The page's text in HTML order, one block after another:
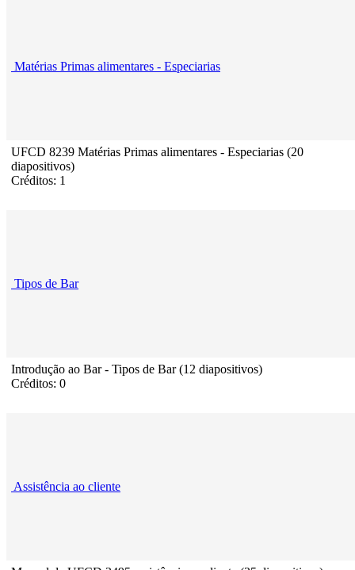
Matérias Primas alimentares - Especiarias
UFCD 8239 Matérias Primas alimentares - Especiarias (20
diapositivos)
Créditos: 1
Tipos de Bar
Introdução ao Bar - Tipos de Bar (12 diapositivos)
Créditos: 0
Assistência ao cliente